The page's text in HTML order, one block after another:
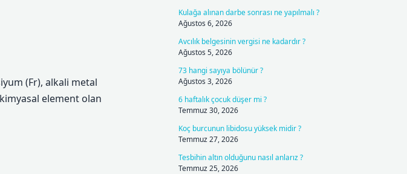
(Fr), alkali metal
element olan
Kulağa alınan darbe sonrası ne yapılmalı ?
Ağustos 6, 2026
Avcılık belgesinin vergisi ne kadardır ?
Ağustos 5, 2026
73 hangi sayıya bölünür ?
Ağustos 3, 2026
6 haftalık çocuk düşer mi ?
Temmuz 30, 2026
Koç burcunun libidosu yüksek midir ?
Temmuz 27, 2026
Tesbihin altın olduğunu nasıl anlarız ?
Temmuz 25, 2026